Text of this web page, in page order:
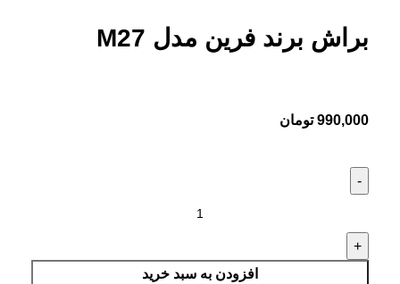
براش برند فرین مدل M27
990,000 تومان
افزودن به سبد خرید